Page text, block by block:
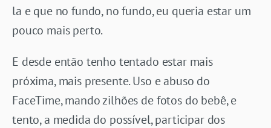
la e que no fundo, no fundo, eu queria estar um
pouco mais perto.
E desde então tenho tentado estar mais
próxima, mais presente. Uso e abuso do
FaceTime, mando zilhões de fotos do bebê, e
tento, a medida do possível, participar dos